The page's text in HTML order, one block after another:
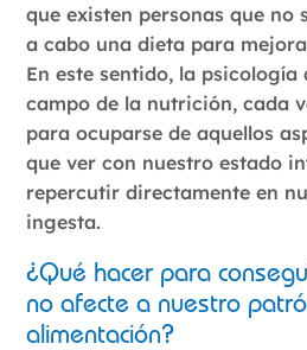
que existen personas que no
a cabo una dieta para
En este sentido, la
campo de la nutrición, cada
para ocuparse de aquellos
que ver con nuestro estado
repercutir directamente en
ingesta.
¿Qué hacer para
no afecte a nuestro
alimentación?